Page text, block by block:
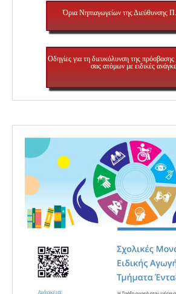
Όρια Νηπιαγωγείων της Διεύθυνσης
Οδηγίες για τη διευκόλυνση της πρόσβασης
σας ατόμων με ειδικές